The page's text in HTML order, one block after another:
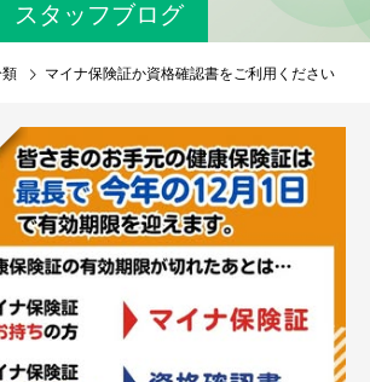
スタッフブログ
マイナ保険証か資格確認書をご利用ください